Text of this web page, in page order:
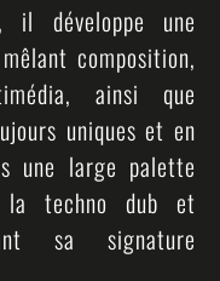
il développe une
composition,
ainsi que
uniques et en
une large palette
la techno dub et
sa signature